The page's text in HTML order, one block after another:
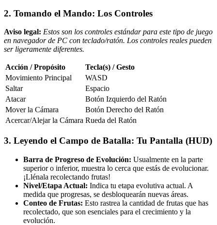
2. Tomando el Mando: Los Controles
Aviso legal: Estos son los controles estándar para este tipo de juego
en navegador de PC con teclado/ratón. Los controles reales pueden
ser ligeramente diferentes.
Acción / Propósito
Tecla(s) / Gesto
Movimiento Principal
WASD
Saltar
Espacio
Atacar
Botón Izquierdo del Ratón
Mover la Cámara
Botón Derecho del Ratón
Acercar/Alejar la Cámara Rueda del Ratón
3. Leyendo el Campo de Batalla: Tu Pantalla (HUD)
Barra de Progreso de Evolución: Usualmente en la parte
superior o inferior, muestra lo cerca que estás de evolucionar.
¡Llénala recolectando frutas!
Nivel/Etapa Actual: Indica tu etapa evolutiva actual. A
medida que progresas, se desbloquearán nuevas áreas.
Conteo de Frutas: Esto rastrea la cantidad de frutas que has
recolectado, que son esenciales para el crecimiento y la
evolución.